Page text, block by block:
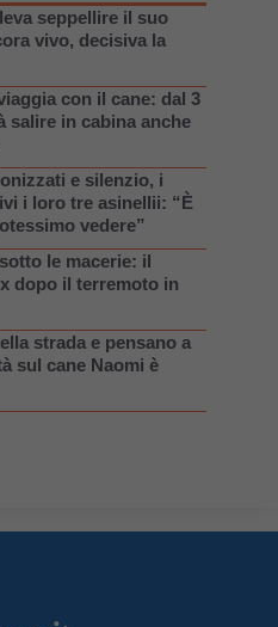
seppellire il suo
vivo, decisiva la
con il cane: dal 3
salire in cabina anche
e silenzio, i
i loro tre asinellii: “È
vedere”
le macerie: il
dopo il terremoto in
strada e pensano a
sul cane Naomi è